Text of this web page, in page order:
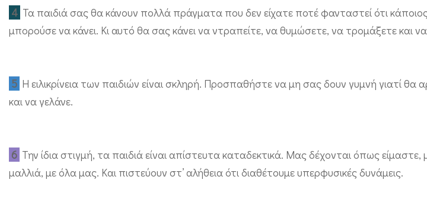
ν
α
ο
φ
ε
ι
4 Τα παιδιά σας θα κάνουν πολλά πράγματα που δεν είχατε ποτέ φανταστεί ότι
μπορούσε να κάνει. Κι αυτό θα σας κάνει να ντραπείτε, να θυμώσετε, να τρομάξετε και
5 Η ειλικρίνεια των παιδιών είναι σκληρή. Προσπαθήστε να μη σας δουν γυμνή γιατί θα
και να γελάνε.
6 Την ίδια στιγμή, τα παιδιά είναι απίστευτα καταδεκτικά. Μας δέχονται όπως είμαστε,
μαλλιά, με όλα μας. Και πιστεύουν στ’ αλήθεια ότι διαθέτουμε υπερφυσικές δυνάμεις.